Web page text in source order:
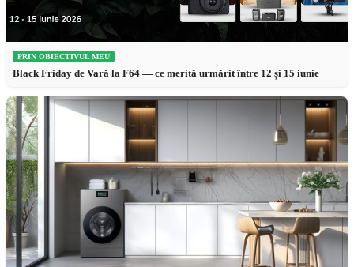
PRIN OBIECTIVUL MEU
Black Friday de Vară la F64 — ce merită urmărit între 12 și 15 iunie